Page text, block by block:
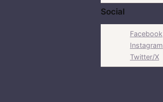
Social
Facebook
Instagram
Twitter/X